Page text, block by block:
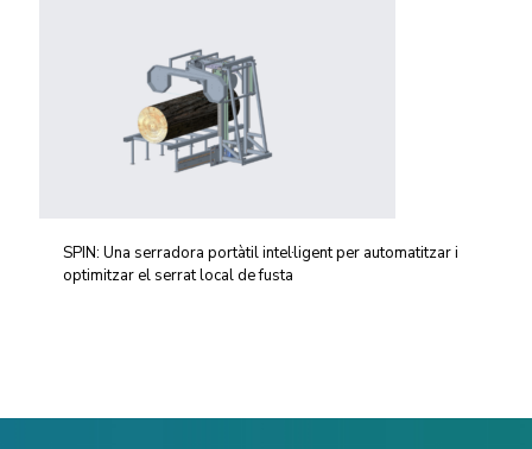
SPIN: Una serradora portàtil intel·ligent per automatitzar i
optimitzar el serrat local de fusta